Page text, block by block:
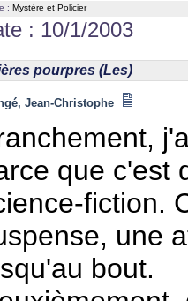
: Mystère et Policier
: 10/1/2003
pourpres (Les)
Jean-Christophe
que c'est
fiction.
une
bout.